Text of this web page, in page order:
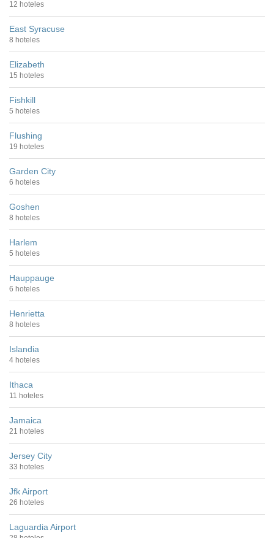
12 hoteles
East Syracuse
8 hoteles
Elizabeth
15 hoteles
Fishkill
5 hoteles
Flushing
19 hoteles
Garden City
6 hoteles
Goshen
8 hoteles
Harlem
5 hoteles
Hauppauge
6 hoteles
Henrietta
8 hoteles
Islandia
4 hoteles
Ithaca
11 hoteles
Jamaica
21 hoteles
Jersey City
33 hoteles
Jfk Airport
26 hoteles
Laguardia Airport